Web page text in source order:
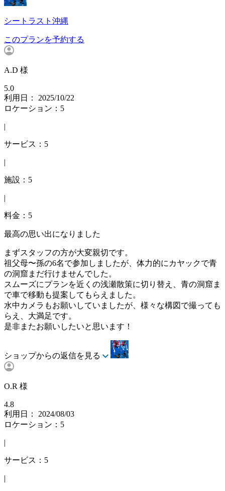
シートラスト沖縄
このプランを予約する
A.D 様
5.0
利用日： 2025/10/22
ロケーション：5
|
サービス：5
|
施設：5
|
料金：5
最高の思い出になりました
まずスタッフの方が大変親切です。
祖父母〜孫の6名で参加しましたが、体力的にカヤックで青
の洞窟まだ行けませんでした。
スムーズにプランを近くの浅瀬散策に切り替え、青の洞窟ま
で車で移動も提案してもらえました。
水中カメラもお願いしていましたが、様々な構図で撮っても
らえ、大満足です。
是非またお願いしたいと思います！
ショップからの返信を見る
O.R 様
4.8
利用日： 2024/08/03
ロケーション：5
|
サービス：5
|